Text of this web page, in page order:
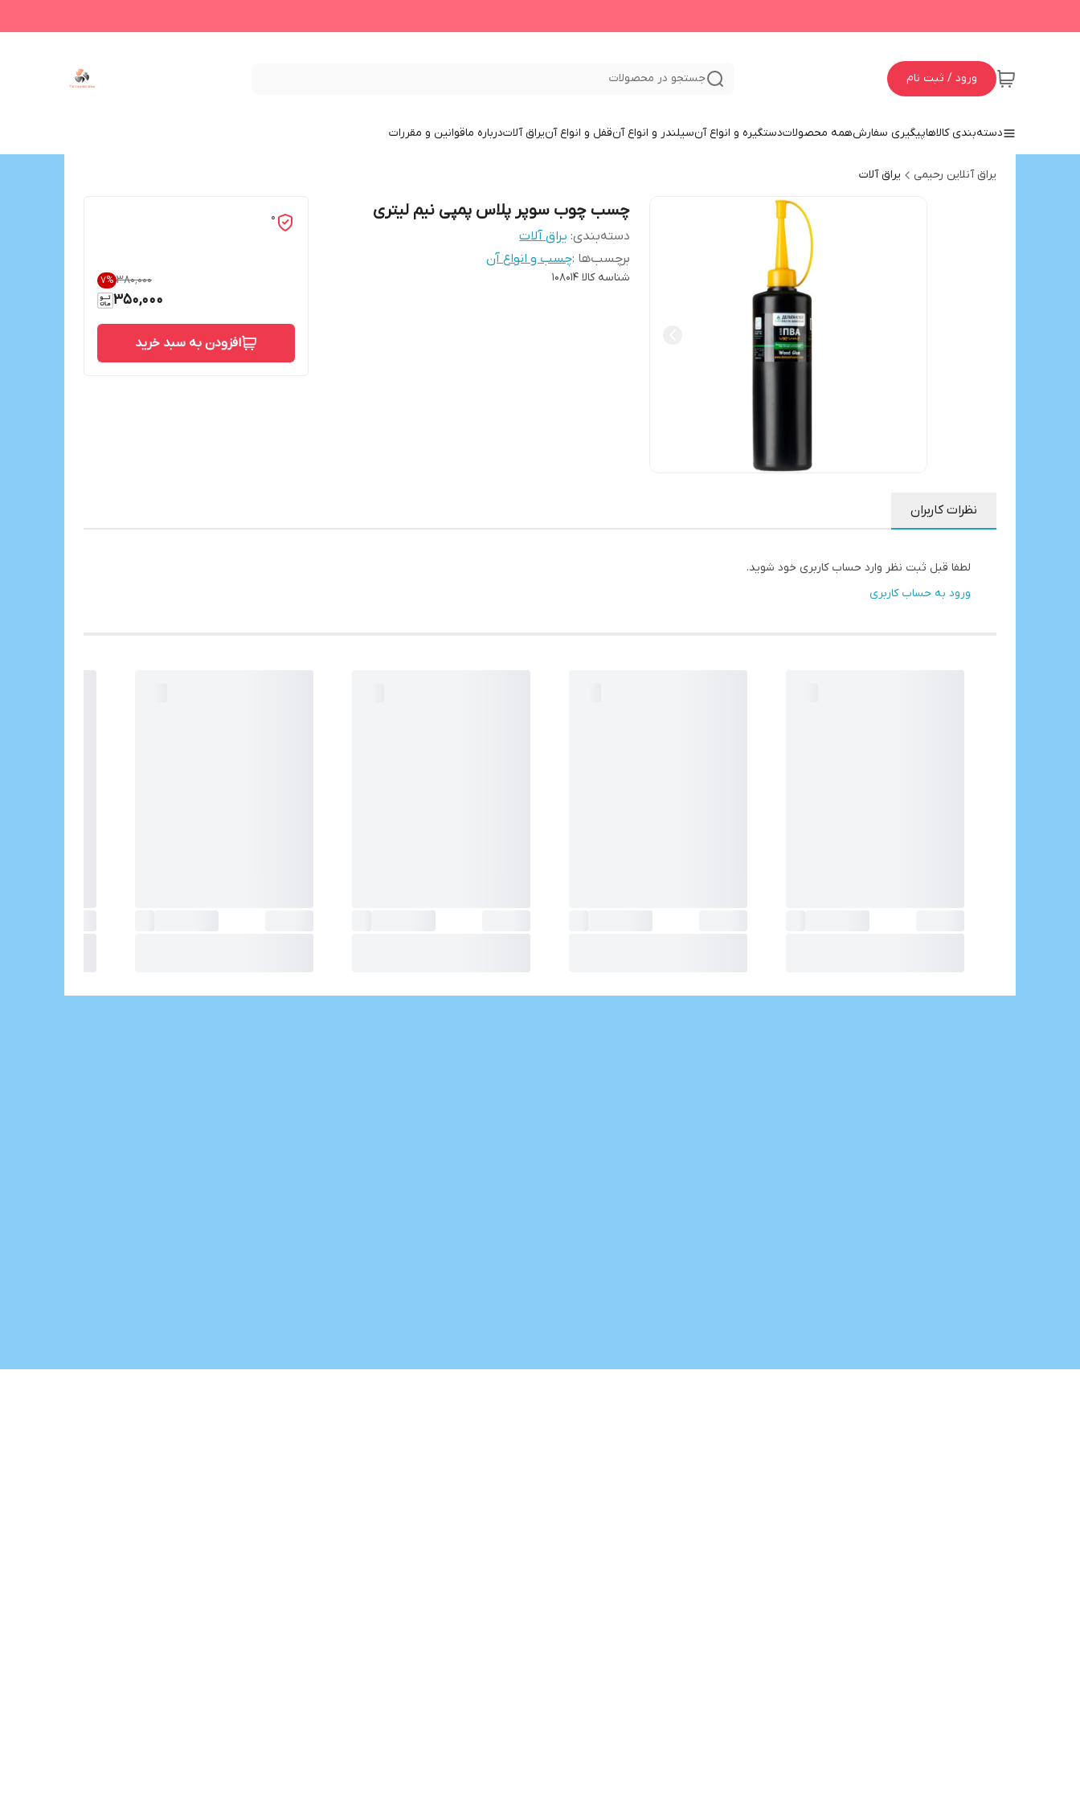
ورود / ثبت نام جستجو در محصولات
دسته‌بندی کالاهاپیگیری سفارشهمه محصولاتدستگیره و انواع آنسیلندر و انواع آنقفل و انواع آنیراق آلاتدرباره ماقوانین و مقررات
یراق آنلاین رحیمی یراق آلات
چسب چوب سوپر پلاس پمپی نیم لیتری
دسته‌بندی:یراق آلات
برچسب‌ها :چسب و انواع آن
شناسه کالا 108014
0
۳۸۰٬۰۰۰ 7%
350,000
افزودن به سبد خرید
نظرات کاربران
لطفا قبل ثبت نظر وارد حساب کاربری خود شوید.
ورود به حساب کاربری